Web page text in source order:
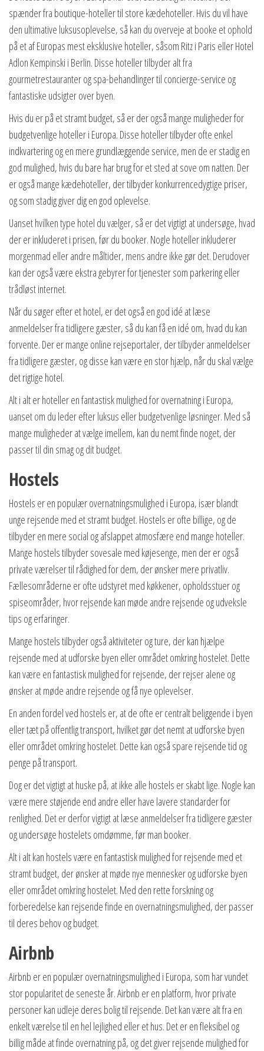
spænder fra boutique-hoteller til store kædehoteller. Hvis du vil have
den ultimative luksusoplevelse, så kan du overveje at booke et ophold
på et af Europas mest eksklusive hoteller, såsom Ritz i Paris eller Hotel
Adlon Kempinski i Berlin. Disse hoteller tilbyder alt fra
gourmetrestauranter og spa-behandlinger til concierge-service og
fantastiske udsigter over byen.
Hvis du er på et stramt budget, så er der også mange muligheder for
budgetvenlige hoteller i Europa. Disse hoteller tilbyder ofte enkel
indkvartering og en mere grundlæggende service, men de er stadig en
god mulighed, hvis du bare har brug for et sted at sove om natten. Der
er også mange kædehoteller, der tilbyder konkurrencedygtige priser,
og som stadig giver dig en god oplevelse.
Uanset hvilken type hotel du vælger, så er det vigtigt at undersøge, hvad
der er inkluderet i prisen, før du booker. Nogle hoteller inkluderer
morgenmad eller andre måltider, mens andre ikke gør det. Derudover
kan der også være ekstra gebyrer for tjenester som parkering eller
trådløst internet.
Når du søger efter et hotel, er det også en god idé at læse
anmeldelser fra tidligere gæster, så du kan få en idé om, hvad du kan
forvente. Der er mange online rejseportaler, der tilbyder anmeldelser
fra tidligere gæster, og disse kan være en stor hjælp, når du skal vælge
det rigtige hotel.
Alt i alt er hoteller en fantastisk mulighed for overnatning i Europa,
uanset om du leder efter luksus eller budgetvenlige løsninger. Med så
mange muligheder at vælge imellem, kan du nemt finde noget, der
passer til din smag og dit budget.
Hostels
Hostels er en populær overnatningsmulighed i Europa, især blandt
unge rejsende med et stramt budget. Hostels er ofte billige, og de
tilbyder en mere social og afslappet atmosfære end mange hoteller.
Mange hostels tilbyder sovesale med køjesenge, men der er også
private værelser til rådighed for dem, der ønsker mere privatliv.
Fællesområderne er ofte udstyret med køkkener, opholdsstuer og
spiseområder, hvor rejsende kan møde andre rejsende og udveksle
tips og erfaringer.
Mange hostels tilbyder også aktiviteter og ture, der kan hjælpe
rejsende med at udforske byen eller området omkring hostelet. Dette
kan være en fantastisk mulighed for rejsende, der rejser alene og
ønsker at møde andre rejsende og få nye oplevelser.
En anden fordel ved hostels er, at de ofte er centralt beliggende i byen
eller tæt på offentlig transport, hvilket gør det nemt at udforske byen
eller området omkring hostelet. Dette kan også spare rejsende tid og
penge på transport.
Dog er det vigtigt at huske på, at ikke alle hostels er skabt lige. Nogle kan
være mere støjende end andre eller have lavere standarder for
renlighed. Det er derfor vigtigt at læse anmeldelser fra tidligere gæster
og undersøge hostelets omdømme, før man booker.
Alt i alt kan hostels være en fantastisk mulighed for rejsende med et
stramt budget, der ønsker at møde nye mennesker og udforske byen
eller området omkring hostelet. Med den rette forskning og
forberedelse kan rejsende finde en overnatningsmulighed, der passer
til deres behov og budget.
Airbnb
Airbnb er en populær overnatningsmulighed i Europa, som har vundet
stor popularitet de seneste år. Airbnb er en platform, hvor private
personer kan udleje deres bolig til rejsende. Det kan være alt fra en
enkelt værelse til en hel lejlighed eller et hus. Det er en fleksibel og
billig måde at finde overnatning på, og det giver rejsende mulighed for